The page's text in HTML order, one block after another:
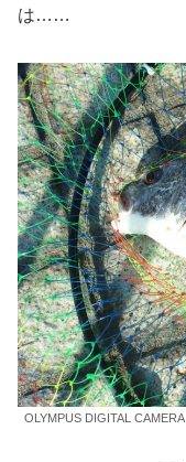
は……
OLYMPUS DIGITAL CAMERA